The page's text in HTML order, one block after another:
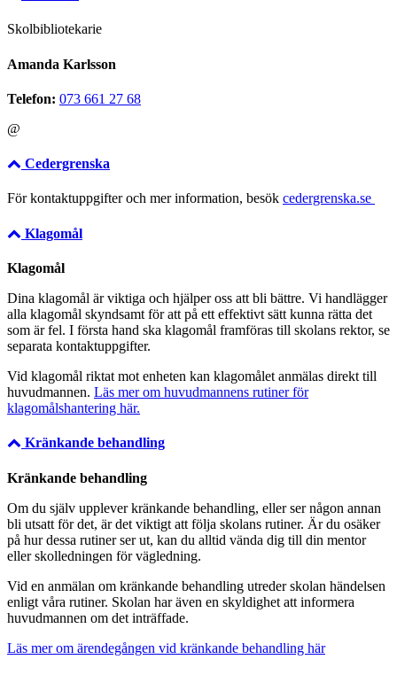
Skolbibliotekarie
Amanda Karlsson
Telefon: 073 661 27 68
@
Cedergrenska
För kontaktuppgifter och mer information, besök cedergrenska.se
Klagomål
Klagomål
Dina klagomål är viktiga och hjälper oss att bli bättre. Vi handlägger
alla klagomål skyndsamt för att på ett effektivt sätt kunna rätta det
som är fel. I första hand ska klagomål framföras till skolans rektor, se
separata kontaktuppgifter.
Vid klagomål riktat mot enheten kan klagomålet anmälas direkt till
huvudmannen. Läs mer om huvudmannens rutiner för
klagomålshantering här.
Kränkande behandling
Kränkande behandling
Om du själv upplever kränkande behandling, eller ser någon annan
bli utsatt för det, är det viktigt att följa skolans rutiner. Är du osäker
på hur dessa rutiner ser ut, kan du alltid vända dig till din mentor
eller skolledningen för vägledning.
Vid en anmälan om kränkande behandling utreder skolan händelsen
enligt våra rutiner. Skolan har även en skyldighet att informera
huvudmannen om det inträffade.
Läs mer om ärendegången vid kränkande behandling här